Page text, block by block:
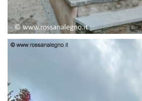
PENSILINA ENTRATA